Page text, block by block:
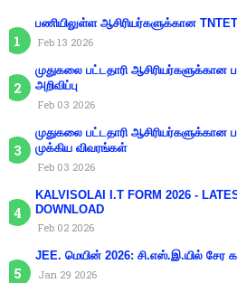
பணியிலுள்ள ஆசிரியர்களுக்கான
Feb 13 2026
முதுகலை பட்டதாரி ஆசிரியர்களுக்கான
அறிவிப்பு
Feb 03 2026
முதுகலை பட்டதாரி ஆசிரியர்களுக்கான
முக்கிய விவரங்கள்
Feb 03 2026
KALVISOLAI I.T FORM 2026 -
DOWNLOAD
Feb 02 2026
JEE. மெயின் 2026: சி.எஸ்.இ.யில் சேர
Jan 29 2026